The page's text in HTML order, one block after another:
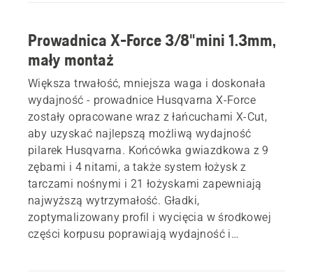
Prowadnica X-Force 3/8"mini 1.3mm,
mały montaż
Większa trwałość, mniejsza waga i doskonała
wydajność - prowadnice Husqvarna X-Force
zostały opracowane wraz z łańcuchami X-Cut,
aby uzyskać najlepszą możliwą wydajność
pilarek Husqvarna. Końcówka gwiazdkowa z 9
zębami i 4 nitami, a także system łożysk z
tarczami nośnymi i 21 łożyskami zapewniają
najwyższą wytrzymałość. Gładki,
zoptymalizowany profil i wycięcia w środkowej
części korpusu poprawiają wydajność i